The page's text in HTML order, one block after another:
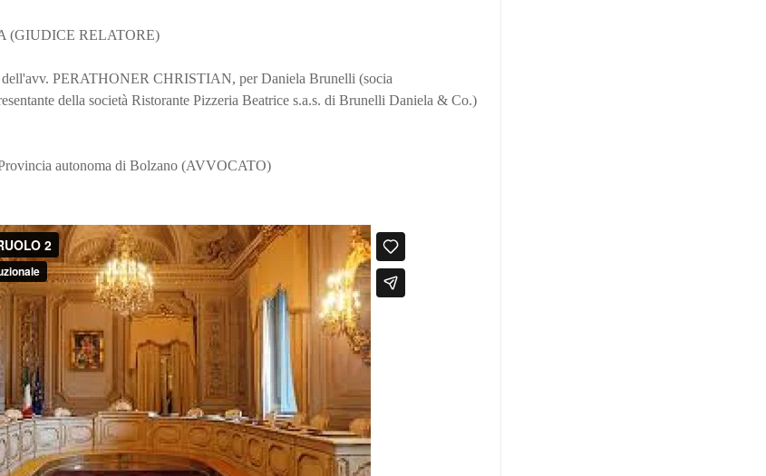
(GIUDICE RELATORE)
PERATHONER CHRISTIAN, per Daniela Brunelli (socia
della società Ristorante Pizzeria Beatrice s.a.s. di Brunelli Daniela & Co.)
autonoma di Bolzano (AVVOCATO)